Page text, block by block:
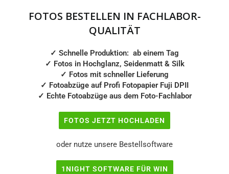
13x23 13x26
13x38 15x15
15x20 15x21
15x25 15x30
FOTOS BESTELLEN IN FACHLABOR-
QUALITÄT
✓ Schnelle Produktion: ab einem Tag
✓ Fotos in Hochglanz, Seidenmatt & Silk
✓ Fotos mit schneller Lieferung
✓ Fotoabzüge auf Profi Fotopapier Fuji DPII
✓ Echte Fotoabzüge aus dem Foto-Fachlabor
FOTOS JETZT HOCHLADEN
oder nutze unsere Bestellsoftware
1NIGHT SOFTWARE FÜR WIN